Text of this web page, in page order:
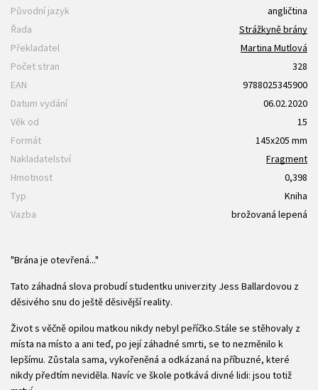
Původní jazyk
angličtina
Řada
Strážkyně brány
Překladatel
Martina Mutlová
Počet stran
328
EAN
9788025345900
Datum vydání
06.02.2020
Věk od
15
Formát
145x205 mm
Nakladatelství
Fragment
Hmotnost
0,398
Typ
Kniha
Vazba
brožovaná lepená
"Brána je otevřená..."
Tato záhadná slova probudí studentku univerzity Jess Ballardovou z
děsivého snu do ještě děsivější reality.
Život s věčně opilou matkou nikdy nebyl peříčko.Stále se stěhovaly z
místa na místo a ani teď, po její záhadné smrti, se to nezměnilo k
lepšímu. Zůstala sama, vykořeněná a odkázaná na příbuzné, které
nikdy předtím neviděla. Navíc ve škole potkává divné lidi: jsou totiž